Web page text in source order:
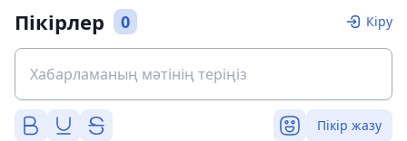
Пікірлер 0 Кіру
Пікір жазу